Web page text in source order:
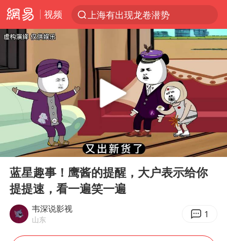
视频
上海有出现龙卷潜势
跨界融合拉长夏日经济消费链条
南京发布暴雨黄色预警
上海：5号线16号线浦江线全线停运
白海豚逼近浙闽沿海
国足U17与阿森纳决赛取消 并列冠军
王艺迪2-4不敌张本美和止步4强
刘畊宏加盟《披荆斩棘》
白海豚5次眼壁置换
王艺迪无缘横滨赛决赛
杭州部分地铁高架段临时停运
Play
00:00
蓝星趣事！鹰酱的提醒，大户表示给你
提提速，看一遍笑一遍
韦深说影视
山东 1